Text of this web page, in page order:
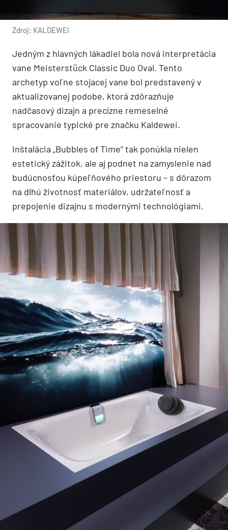
Zdroj: KALDEWEI
Jedným z hlavných lákadiel bola nová interpretácia
vane Meisterstück Classic Duo Oval. Tento
archetyp voľne stojacej vane bol predstavený v
aktualizovanej podobe, ktorá zdôrazňuje
nadčasový dizajn a precízne remeselné
spracovanie typické pre značku Kaldewei.
Inštalácia „Bubbles of Time“ tak ponúkla nielen
estetický zážitok, ale aj podnet na zamyslenie nad
budúcnosťou kúpeľňového priestoru – s dôrazom
na dlhú životnosť materiálov, udržateľnosť a
prepojenie dizajnu s modernými technológiami.